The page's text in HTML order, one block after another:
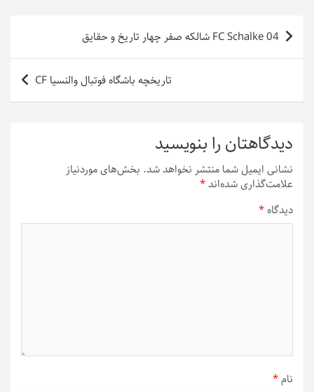
راهبری
نوشتهFC Schalke 04 شالکه صفر چهار تاریخ و حقایق
تاریخچه باشگاه فوتبال والنسیا CF
دیدگاهتان را بنویسید
نشانی ایمیل شما منتشر نخواهد شد. بخش‌های موردنیاز
علامت‌گذاری شده‌اند*
دیدگاه*
نام*